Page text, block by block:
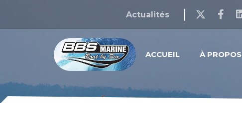
Actualités
ACCUEIL À PROPOS